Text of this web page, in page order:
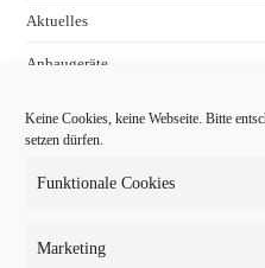
Keine Cookies, keine Webseite. Bitte
setzen dürfen.
Funktionale Cookies
Marketing
Aktuelles
Anbaugeräte
Baumaschinen
Fachmessen